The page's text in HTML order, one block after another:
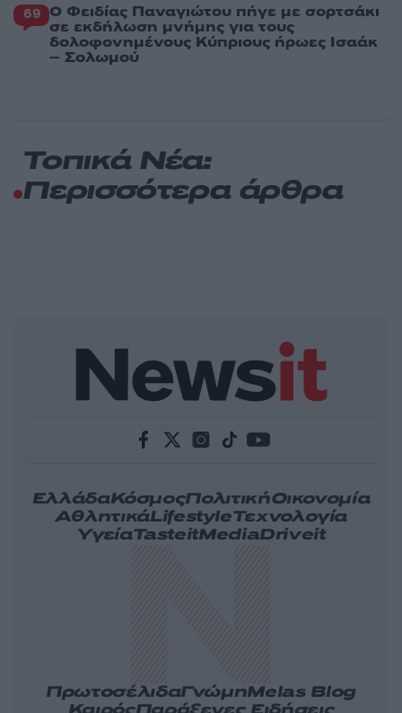
69 Ο Φειδίας Παναγιώτου πήγε με σορτσάκι
σε εκδήλωση μνήμης για τους
δολοφονημένους Κύπριους ήρωες Ισαάκ
– Σολωμού
Τοπικά Νέα:
Περισσότερα άρθρα
ΕλλάδαΚόσμοςΠολιτικήΟικονομία
ΑθλητικάLifestyleΤεχνολογία
ΥγείαTasteitMediaDriveit
ΠρωτοσέλιδαΓνώμηMelas Blog